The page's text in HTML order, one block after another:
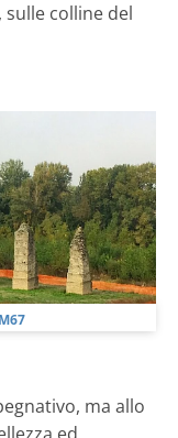
colline del
ma allo